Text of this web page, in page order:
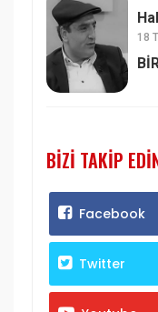
18
BIZI TAKIP
Facebook
Twitter